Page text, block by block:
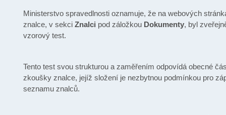
Ministerstvo spravedlnosti oznamuje, že na webových
znalce, v sekci Znalci pod záložkou Dokumenty, byl
vzorový test.
Tento test svou strukturou a zaměřením odpovídá obecné
zkoušky znalce, jejíž složení je nezbytnou podmínkou pro
seznamu znalců.